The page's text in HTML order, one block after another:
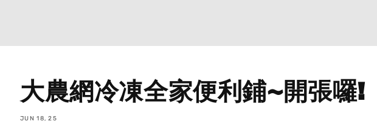
大農網冷凍全家便利鋪~開張囉!
JUN 18, 25